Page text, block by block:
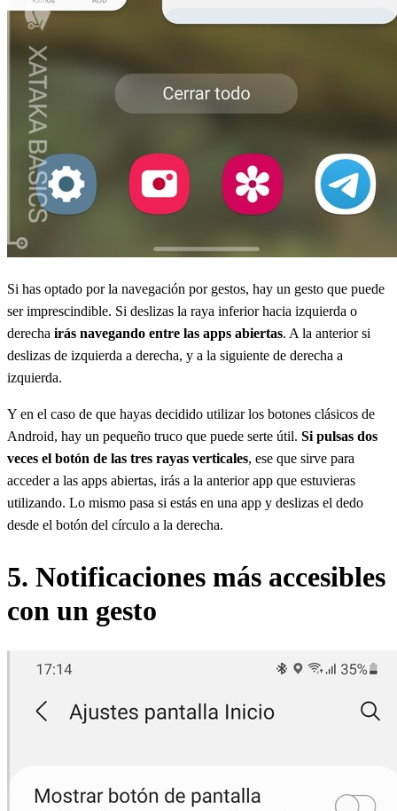
Si has optado por la navegación por gestos, hay un gesto que puede
ser imprescindible. Si deslizas la raya inferior hacia izquierda o
derecha irás navegando entre las apps abiertas. A la anterior si
deslizas de izquierda a derecha, y a la siguiente de derecha a
izquierda.
Y en el caso de que hayas decidido utilizar los botones clásicos de
Android, hay un pequeño truco que puede serte útil. Si pulsas dos
veces el botón de las tres rayas verticales, ese que sirve para
acceder a las apps abiertas, irás a la anterior app que estuvieras
utilizando. Lo mismo pasa si estás en una app y deslizas el dedo
desde el botón del círculo a la derecha.
5. Notificaciones más accesibles
con un gesto